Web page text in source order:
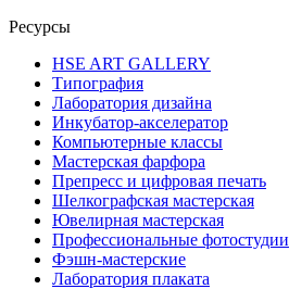
Ресурсы
HSE ART GALLERY
Типография
Лаборатория дизайна
Инкубатор-акселератор
Компьютерные классы
Мастерская фарфора
Препресс и цифровая печать
Шелкографская мастерская
Ювелирная мастерская
Профессиональные фотостудии
Фэшн-мастерские
Лаборатория плаката